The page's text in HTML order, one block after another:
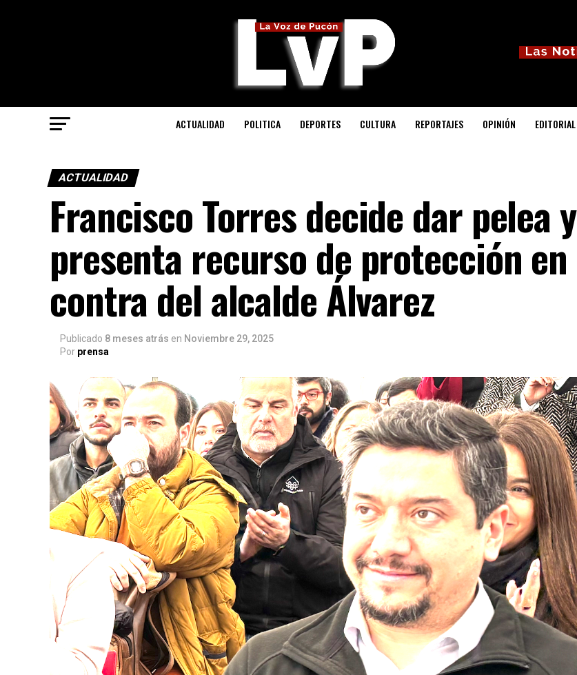
ACTUALIDAD POLITICA DEPORTES CULTURA REPORTAJES OPINIÓN EDITORIAL
ACTUALIDAD
Francisco Torres decide dar pelea y
presenta recurso de protección en
contra del alcalde Álvarez
Publicado 8 meses atrás en Noviembre 29, 2025
Por prensa